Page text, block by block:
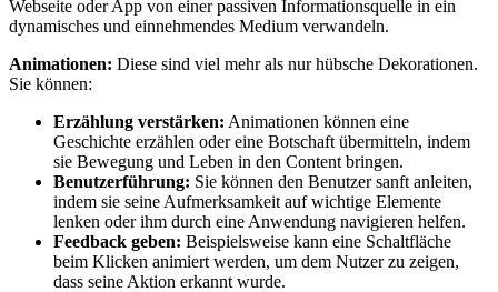
Webseite oder App von einer passiven Informationsquelle in ein
dynamisches und einnehmendes Medium verwandeln.
Animationen: Diese sind viel mehr als nur hübsche Dekorationen.
Sie können:
Erzählung verstärken: Animationen können eine
Geschichte erzählen oder eine Botschaft übermitteln, indem
sie Bewegung und Leben in den Content bringen.
Benutzerführung: Sie können den Benutzer sanft anleiten,
indem sie seine Aufmerksamkeit auf wichtige Elemente
lenken oder ihm durch eine Anwendung navigieren helfen.
Feedback geben: Beispielsweise kann eine Schaltfläche
beim Klicken animiert werden, um dem Nutzer zu zeigen,
dass seine Aktion erkannt wurde.